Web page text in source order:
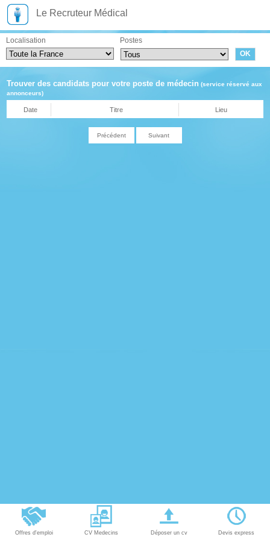
Le Recruteur Médical
Localisation Postes
Trouver des candidats pour votre poste de médecin (service réservé aux
annonceurs)
Date Titre Lieu
Précédent Suivant
Offres d'emploi CV Medecins Déposer un cv Devis express